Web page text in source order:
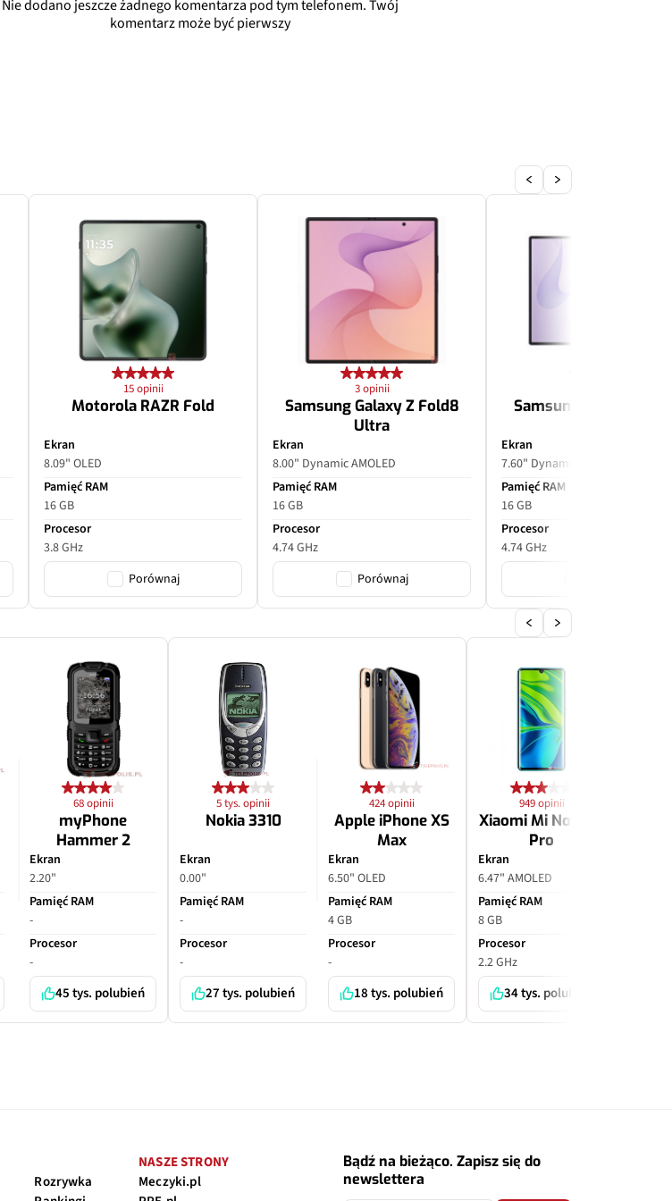
Aparat makro
5 Mpix
f/2.0
Nie
Nie dodano jeszcze żadnego komentarza pod tym telefonem. Twój
komentarz może być pierwszy
15 opinii
Motorola RAZR Fold
Ekran
8.09" OLED
Pamięć RAM
16 GB
Procesor
3.8 GHz
Porównaj
3 opinii
Samsung Galaxy Z Fold8
Ultra
Ekran
8.00" Dynamic AMOLED
Pamięć RAM
16 GB
Procesor
4.74 GHz
Porównaj
Samsung Galaxy Z
Ekran
7.60" Dynamic AMOLED
Pamięć RAM
16 GB
Procesor
4.74 GHz
68 opinii
myPhone
Hammer 2
Ekran
2.20"
Pamięć RAM
-
Procesor
-
45 tys. polubień
5 tys. opinii
Nokia 3310
Ekran
0.00"
Pamięć RAM
-
Procesor
-
27 tys. polubień
424 opinii
Apple iPhone XS
Max
Ekran
6.50" OLED
Pamięć RAM
4 GB
Procesor
-
18 tys. polubień
949 opinii
Xiaomi Mi Note 10
Pro
Ekran
6.47" AMOLED
Pamięć RAM
8 GB
Procesor
2.2 GHz
34 tys. polubień
Rozrywka
NASZE STRONY
Meczyki.pl
Bądź na bieżąco. Zapisz się do
newslettera